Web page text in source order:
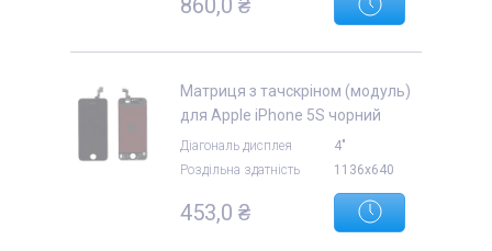
860,0 ₴
Матриця з тачскріном (модуль)
для Apple iPhone 5S чорний
Діагональ дисплея
4"
Роздільна здатність
1136x640
453,0 ₴